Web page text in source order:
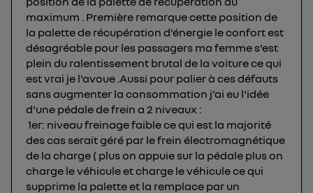
maximum . Première remarque cette position de
la palette de récupération d'énergie le confort est
désagréable pour les passagers ma femme s'est
plein du ralentissement brutal de la voiture ce qui
est vrai je l'avoue .Aussi pour palier à ces défauts
sans augmenter la consommation j'ai eu l'idée
d'une pédale de frein a 2 niveaux :
1er: niveau freinage faible ce qui est la majorité
des cas serait géré par le frein électromagnétique
de la charge ( plus on appuie sur la pédale plus on
charge le véhicule et charge le véhicule ce qui
supprime la palette et la remplace par un
Politique d'information sur les données
personnelles d'Utiq.